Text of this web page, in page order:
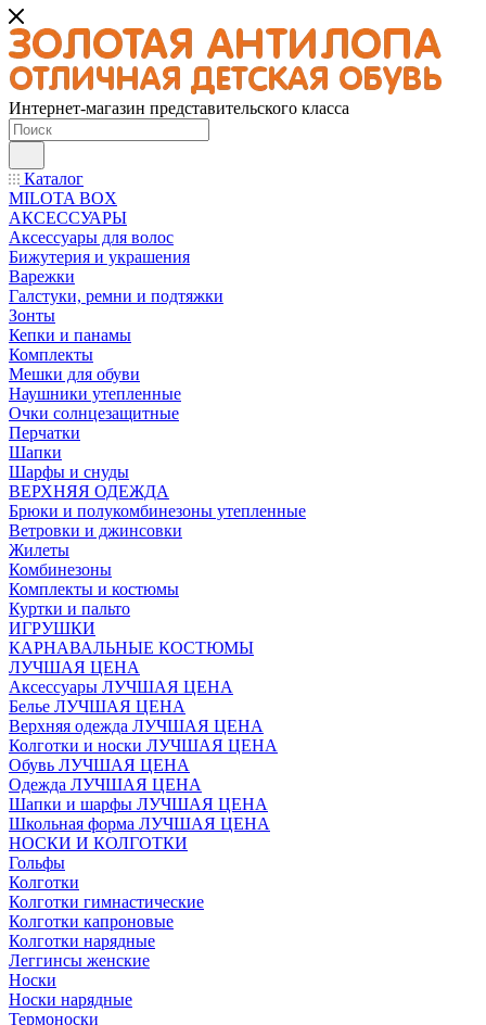
Интернет-магазин представительского класса
Каталог
MILOTA BOX
АКСЕССУАРЫ
Аксессуары для волос
Бижутерия и украшения
Варежки
Галстуки, ремни и подтяжки
Зонты
Кепки и панамы
Комплекты
Мешки для обуви
Наушники утепленные
Очки солнцезащитные
Перчатки
Шапки
Шарфы и снуды
ВЕРХНЯЯ ОДЕЖДА
Брюки и полукомбинезоны утепленные
Ветровки и джинсовки
Жилеты
Комбинезоны
Комплекты и костюмы
Куртки и пальто
ИГРУШКИ
КАРНАВАЛЬНЫЕ КОСТЮМЫ
ЛУЧШАЯ ЦЕНА
Аксессуары ЛУЧШАЯ ЦЕНА
Белье ЛУЧШАЯ ЦЕНА
Верхняя одежда ЛУЧШАЯ ЦЕНА
Колготки и носки ЛУЧШАЯ ЦЕНА
Обувь ЛУЧШАЯ ЦЕНА
Одежда ЛУЧШАЯ ЦЕНА
Шапки и шарфы ЛУЧШАЯ ЦЕНА
Школьная форма ЛУЧШАЯ ЦЕНА
НОСКИ И КОЛГОТКИ
Гольфы
Колготки
Колготки гимнастические
Колготки капроновые
Колготки нарядные
Леггинсы женские
Носки
Носки нарядные
Термоноски